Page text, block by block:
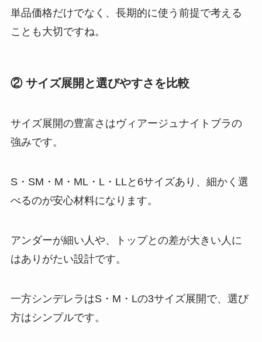
単品価格だけでなく、長期的に使う前提で考える
ことも大切ですね。
② サイズ展開と選びやすさを比較
サイズ展開の豊富さはヴィアージュナイトブラの
強みです。
S・SM・M・ML・L・LLと6サイズあり、細かく選
べるのが安心材料になります。
アンダーが細い人や、トップとの差が大きい人に
はありがたい設計です。
一方シンデレラはS・M・Lの3サイズ展開で、選び
方はシンプルです。